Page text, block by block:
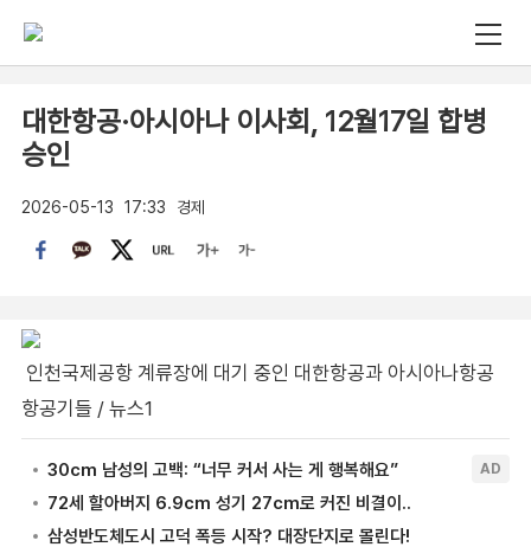
대한항공·아시아나 이사회, 12월17일 합병
승인
2026-05-13 17:33 경제
인천국제공항 계류장에 대기 중인 대한항공과 아시아나항공
항공기들 / 뉴스1